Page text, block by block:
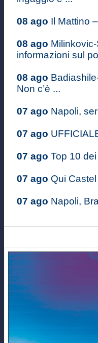
08 ago Il Mattino
08 ago
informazioni sul
08 ago
Non c’è ...
07 ago Napoli,
07 ago
07 ago Top 10
07 ago Qui
07 ago Napoli,